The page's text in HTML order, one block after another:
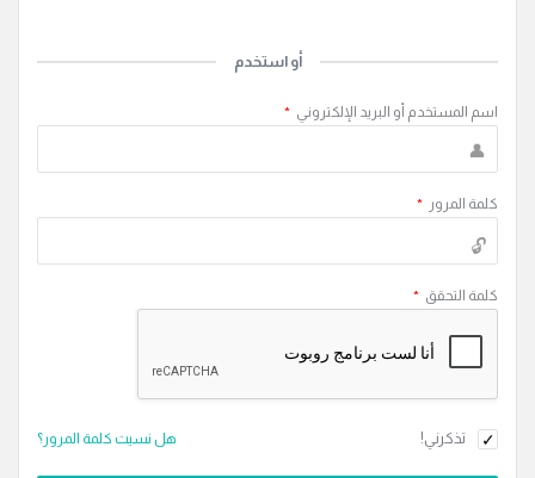
أو استخدم
اسم المستخدم أو البريد الإلكتروني *
كلمة المرور *
كلمة التحقق *
تذكرني! هل نسيت كلمة المرور؟